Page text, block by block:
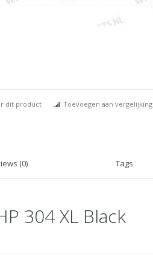
dit product Toevoegen aan vergelijking
(0) Tags
304 XL Black